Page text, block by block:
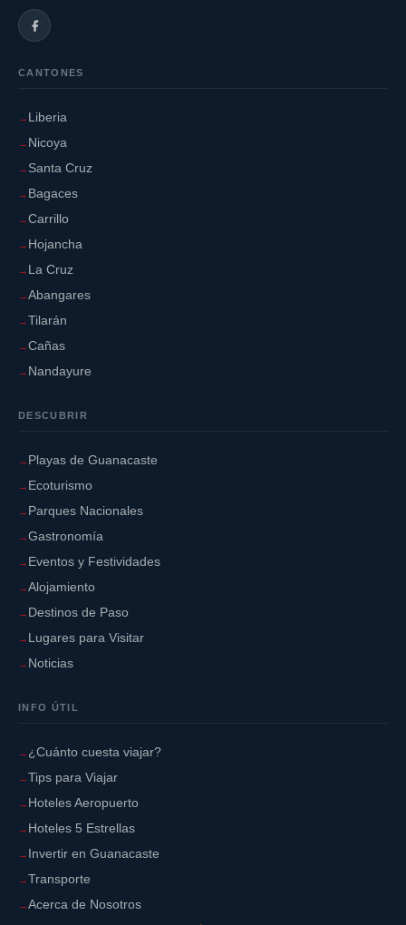
CANTONES
Liberia
Nicoya
Santa Cruz
Bagaces
Carrillo
Hojancha
La Cruz
Abangares
Tilarán
Cañas
Nandayure
DESCUBRIR
Playas de Guanacaste
Ecoturismo
Parques Nacionales
Gastronomía
Eventos y Festividades
Alojamiento
Destinos de Paso
Lugares para Visitar
Noticias
INFO ÚTIL
¿Cuánto cuesta viajar?
Tips para Viajar
Hoteles Aeropuerto
Hoteles 5 Estrellas
Invertir en Guanacaste
Transporte
Acerca de Nosotros